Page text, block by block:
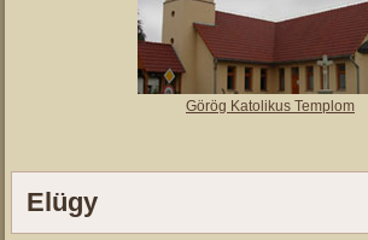
Görög Katolikus Templom
Elügy